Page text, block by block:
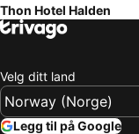
Thon Hotel Halden
Velg ditt land
Legg til på Google